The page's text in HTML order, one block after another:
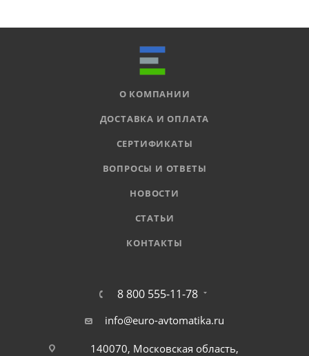
О КОМПАНИИ
ДОСТАВКА И ОПЛАТА
СЕРТИФИКАТЫ
ВОПРОСЫ И ОТВЕТЫ
НОВОСТИ
СТАТЬИ
КОНТАКТЫ
8 800 555-11-78
info@euro-avtomatika.ru
140070, Московская область,